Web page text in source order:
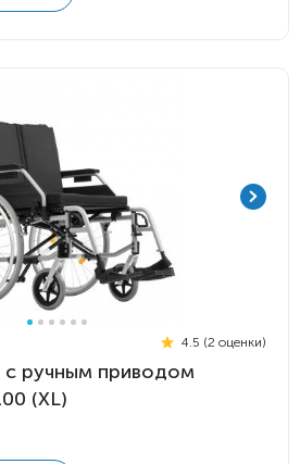
4.5 (2 оценки)
с ручным приводом
(XL)